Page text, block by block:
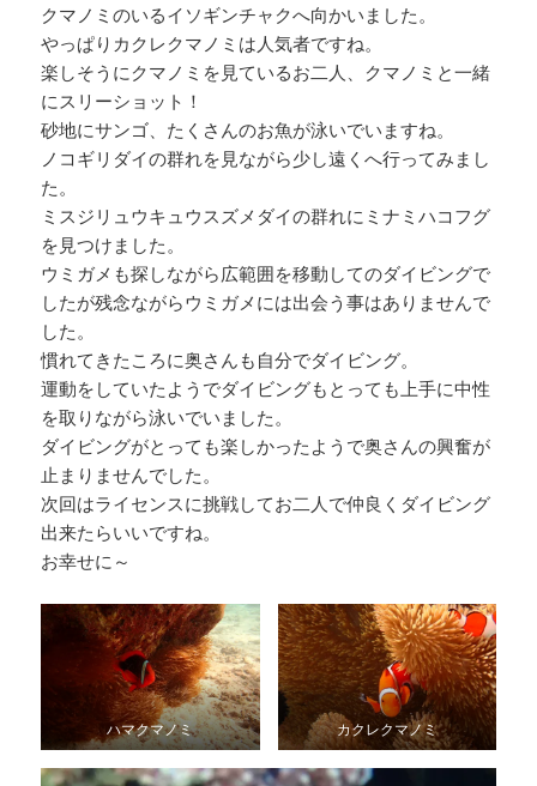
クマノミのいるイソギンチャクへ向かいました。
やっぱりカクレクマノミは人気者ですね。
楽しそうにクマノミを見ているお二人、クマノミと一緒
にスリーショット！
砂地にサンゴ、たくさんのお魚が泳いでいますね。
ノコギリダイの群れを見ながら少し遠くへ行ってみまし
た。
ミスジリュウキュウスズメダイの群れにミナミハコフグ
を見つけました。
ウミガメも探しながら広範囲を移動してのダイビングで
したが残念ながらウミガメには出会う事はありませんで
した。
慣れてきたころに奥さんも自分でダイビング。
運動をしていたようでダイビングもとっても上手に中性
を取りながら泳いでいました。
ダイビングがとっても楽しかったようで奥さんの興奮が
止まりませんでした。
次回はライセンスに挑戦してお二人で仲良くダイビング
出来たらいいですね。
お幸せに～
ハマクマノミ カクレクマノミ